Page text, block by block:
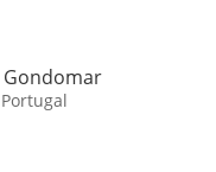
Gondomar